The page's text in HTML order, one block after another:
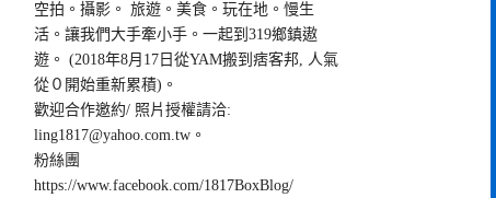
空拍。攝影。 旅遊。美食。玩在地。慢生
活。讓我們大手牽小手。一起到319鄉鎮遨
遊。 (2018年8月17日從YAM搬到痞客邦, 人氣
從０開始重新累積)。
歡迎合作邀約/ 照片授權請洽:
ling1817@yahoo.com.tw 。
粉絲團
https://www.facebook.com/1817BoxBlog/